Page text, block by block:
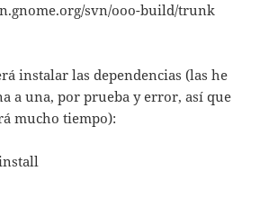
svn/ooo-build/trunk
instalar las dependencias (las he
a una, por prueba y error, así que
mucho tiempo):